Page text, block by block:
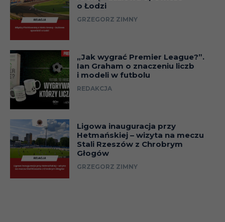
o Łodzi
GRZEGORZ ZIMNY
„Jak wygrać Premier League?”.
Ian Graham o znaczeniu liczb
i modeli w futbolu
REDAKCJA
Ligowa inauguracja przy
Hetmańskiej – wizyta na meczu
Stali Rzeszów z Chrobrym
Głogów
GRZEGORZ ZIMNY